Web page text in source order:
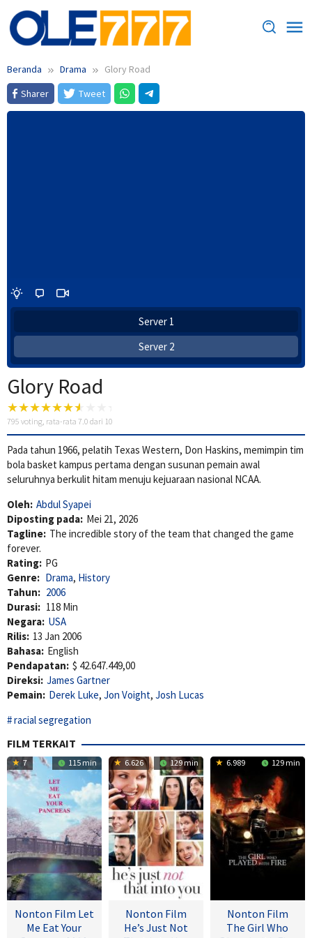
Loncat
ke
konten
Beranda Drama
Glory Road
Sharer
Tweet
Server 1
Server 2
Glory Road
795 voting, rata-rata 7.0 dari 10
Pada tahun 1966, pelatih Texas Western, Don Haskins, memimpin tim
bola basket kampus pertama dengan susunan pemain awal
seluruhnya berkulit hitam menuju kejuaraan nasional NCAA.
Oleh: Abdul Syapei
Diposting pada: Mei 21, 2026
Tagline: The incredible story of the team that changed the game
forever.
Rating: PG
Genre: Drama, History
Tahun: 2006
Durasi: 118 Min
Negara: USA
Rilis: 13 Jan 2006
Bahasa: English
Pendapatan: $ 42.647.449,00
Direksi: James Gartner
Pemain: Derek Luke, Jon Voight, Josh Lucas
racial segregation
FILM TERKAIT
7 115 min
Nonton Film Let
Me Eat Your
6.626 129 min
Nonton Film
He’s Just Not
6.989 129 min
Nonton Film
The Girl Who